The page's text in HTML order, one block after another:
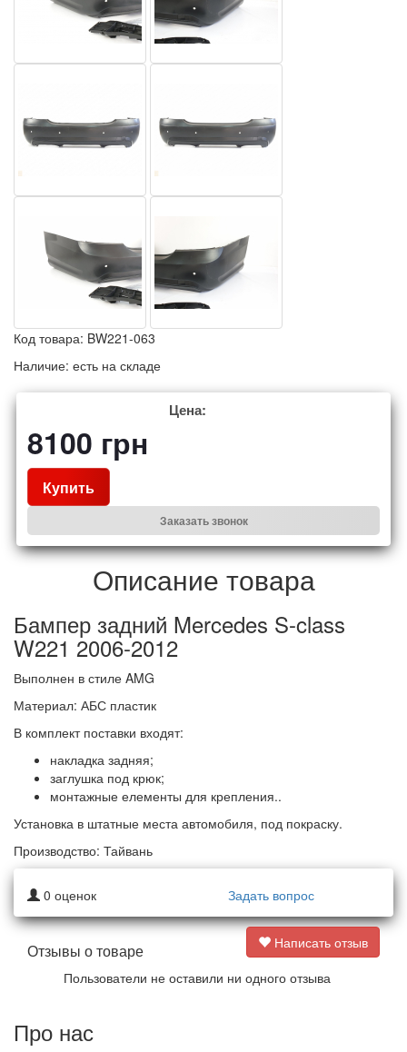
Код товара: BW221-063
Наличие: есть на складе
Цена:
8100 грн
Купить
Заказать звонок
Описание товара
Бампер задний Mercedes S-class
W221 2006-2012
Выполнен в стиле AMG
Материал: АБС пластик
В комплект поставки входят:
накладка задняя;
заглушка под крюк;
монтажные елементы для крепления..
Установка в штатные места автомобиля, под покраску.
Производство: Тайвань
0 оценок Задать вопрос
Отзывы о товаре
Написать отзыв
Пользователи не оставили ни одного отзыва
Про нас